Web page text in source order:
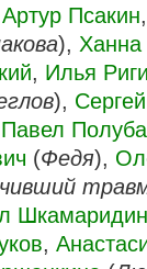
Артур Псакин
), Ханна
, Илья
),
Павел
(Федя),
Шкамаридин
,